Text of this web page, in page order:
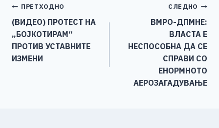
b
o
o
k
n
g
er
Li
n
k
Навигација
на
напис
ПРЕТХОДНО
(ВИДЕО) ПРОТЕСТ НА
„БОЈКОТИРАМ“
ПРОТИВ УСТАВНИТЕ
ИЗМЕНИ
СЛЕДНО
ВМРО-ДПМНЕ:
ВЛАСТА Е
НЕСПОСОБНА ДА СЕ
СПРАВИ СО
ЕНОРМНОТО
АЕРОЗАГАДУВАЊЕ